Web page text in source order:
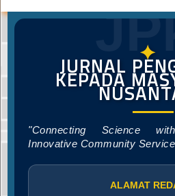
✦
JURNAL
KEPADA
"Connecting Science
Innovative Community
ALAMAT